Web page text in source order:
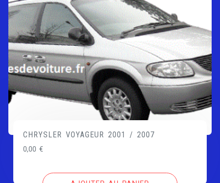
CHRYSLER VOYAGEUR 2001 / 2007
0,00€